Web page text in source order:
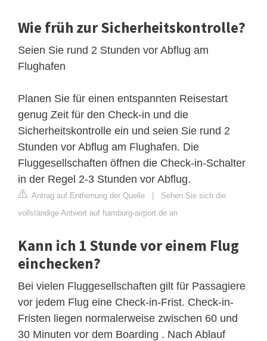
Wie früh zur Sicherheitskontrolle?
Seien Sie rund 2 Stunden vor Abflug am
Flughafen
Planen Sie für einen entspannten Reisestart
genug Zeit für den Check-in und die
Sicherheitskontrolle ein und seien Sie rund 2
Stunden vor Abflug am Flughafen. Die
Fluggesellschaften öffnen die Check-in-Schalter
in der Regel 2-3 Stunden vor Abflug.
Antrag auf Entfernung der Quelle | Sehen Sie sich die
vollständige Antwort auf hamburg-airport.de an
Kann ich 1 Stunde vor einem Flug
einchecken?
Bei vielen Fluggesellschaften gilt für Passagiere
vor jedem Flug eine Check-in-Frist. Check-in-
Fristen liegen normalerweise zwischen 60 und
30 Minuten vor dem Boarding . Nach Ablauf